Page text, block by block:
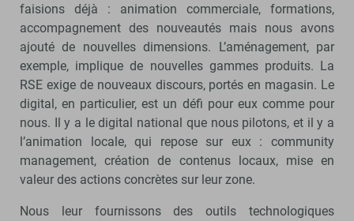
faisions déjà : animation commerciale, formations,
accompagnement des nouveautés mais nous avons
ajouté de nouvelles dimensions. L’aménagement, par
exemple, implique de nouvelles gammes produits. La
RSE exige de nouveaux discours, portés en magasin. Le
digital, en particulier, est un défi pour eux comme pour
nous. Il y a le digital national que nous pilotons, et il y a
l’animation locale, qui repose sur eux : community
management, création de contenus locaux, mise en
valeur des actions concrètes sur leur zone.
Nous leur fournissons des outils technologiques